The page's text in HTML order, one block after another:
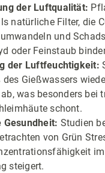
der Luftqualität:
natürliche Filter, die
und
oder Feinstaub
der Luftfeuchtigkeit:
des Gießwassers
was besonders bei
schont.
Gesundheit: Studien
von Grün
im
steigert.